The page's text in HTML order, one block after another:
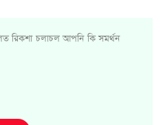
রিকশা চলাচল আপনি কি সমর্থন